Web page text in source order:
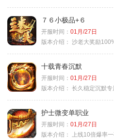
７６小极品+６
开服时间： 01月/27日
版本介绍： 沙老大奖励100%
十载青春沉默
开服时间： 01月/27日
版本介绍： 长久稳定沉默专
护士微变单职业
开服时间： 01月/27日
版本介绍：
上线10倍爆率一